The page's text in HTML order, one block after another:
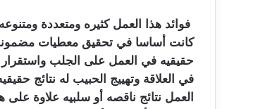
فوائد هذا العمل كثيره ومتعددة
كانت أساسا في تحقيق معطيات
حقيقيه في العمل على الجلب واستقرار
في العلاقة وتهييج الحبيب له نتائج
العمل نتائج ناقصه أو سلبيه علاوة